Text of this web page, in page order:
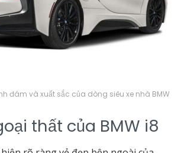
đám và xuất sắc của dòng siêu xe nhà BMW
thất của BMW i8